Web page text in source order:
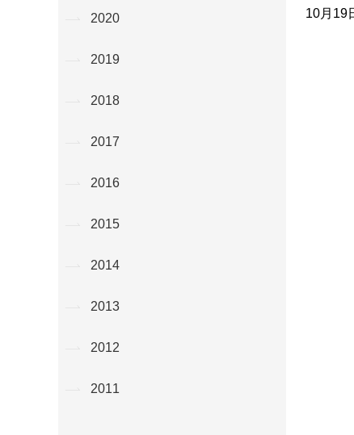
10月19
2020
2019
2018
2017
2016
2015
2014
2013
2012
2011